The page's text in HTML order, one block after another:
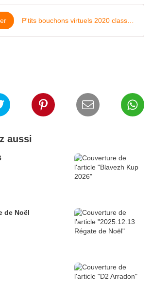
aussi
de Noël